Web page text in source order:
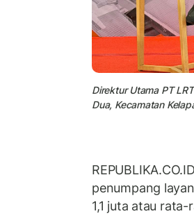
Direktur Utama PT
Dua, Kecamatan
penumpang
1,1 juta atau